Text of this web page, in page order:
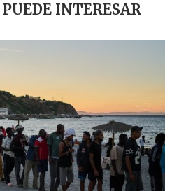
INTERESAR